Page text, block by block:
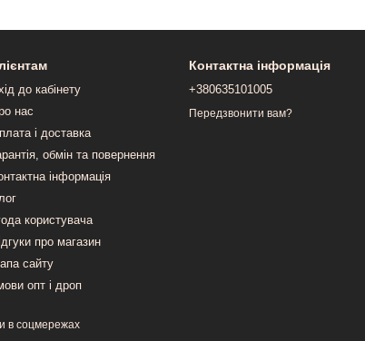
до кабінету
нас
і доставка
обмін та повернення
інформація
користувача
про магазин
сайту
опт і дроп
в соцмережах
Контактна інформація
+380635101005
Передзвонити вам?